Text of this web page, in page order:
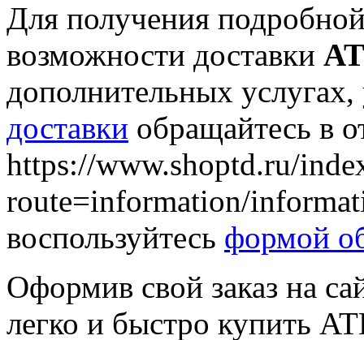
Для получения
возможности доставки
дополнительных услугах,
доставки обращайтесь в
https://www.shoptd.ru/
route=information/
воспользуйтесь формой
Оформив свой заказ на
легко и быстро купить